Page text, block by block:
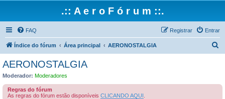
.:: A e r o F ó r u m ::.
FAQ Entrar
Registrar
Índice do fórum Área principal AERONOSTALGIA
AERONOSTALGIA
Moderador: Moderadores
Regras do fórum
As regras do fórum estão disponíveis CLICANDO AQUI